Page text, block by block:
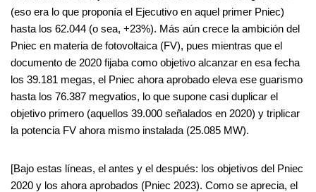
(eso era lo que proponía el Ejecutivo en aquel primer Pniec)
hasta los 62.044 (o sea, +23%). Más aún crece la ambición del
Pniec en materia de fotovoltaica (FV), pues mientras que el
documento de 2020 fijaba como objetivo alcanzar en esa fecha
los 39.181 megas, el Pniec ahora aprobado eleva ese guarismo
hasta los 76.387 megvatios, lo que supone casi duplicar el
objetivo primero (aquellos 39.000 señalados en 2020) y triplicar
la potencia FV ahora mismo instalada (25.085 MW).
[Bajo estas líneas, el antes y el después: los objetivos del Pniec
2020 y los ahora aprobados (Pniec 2023). Como se aprecia, el